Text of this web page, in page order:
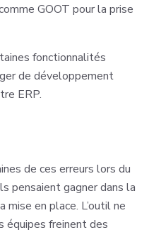
GOOT pour la prise
fonctionnalités
de développement
ERP.
de ces erreurs lors du
pensaient gagner dans la
en place. L’outil ne
équipes freinent des